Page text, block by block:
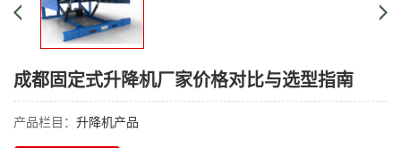
成都固定式升降机厂家价格对比与选型指南
产品栏目： 升降机产品